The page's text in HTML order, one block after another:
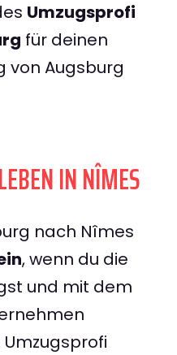
Umzugsprofi
für deinen
von Augsburg
IN NÎMES
nach Nîmes
, wenn du die
und mit dem